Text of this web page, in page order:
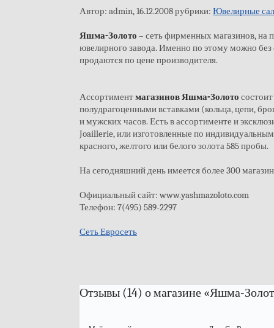
Автор: admin, 16.12.2008 рубрики: Ювелирные
Яшма-Золото – сеть фирменных магазинов, на
ювелирного завода. Именно по этому можно
продаются по цене производителя.
Ассортиментмагазинов Яшма-Золото
полудрагоценными вставками (кольца, цепи,
и мужских часов. Есть в ассортименте и
Joaillerie, или изготовленные по
красного, желтого или белого золота 585 пробы.
На сегодняшний день имеется более 300
Официальный сайт: www.yashmazoloto.com
Телефон: 7(495) 589-2297
Сеть Евросеть
Отзывы (14) о магазине «Яшма-